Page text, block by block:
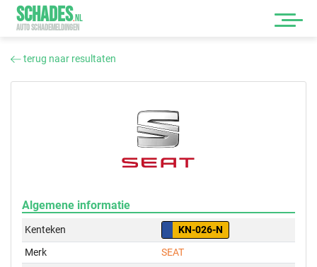
SCHADES.NL
AUTO SCHADEMELDINGEN
terug naar resultaten
Algemene informatie
Kenteken
KN-026-N
Merk
SEAT